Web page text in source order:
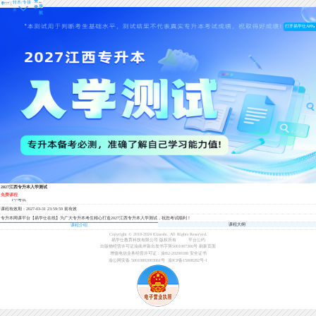
转本/专接
本
登
录导
航
打开易学仕APP
2027江西专升本入学测试
免费课程
1个考试
课程有效期：2027-03-31 23:59:59 前有效
专升本网课平台【易学仕在线】为广大专升本考生精心打造2027江西专升本入学测试，祝您考试顺利！
课程介绍
课程大纲
Copyright © 2018-2024 Exueshi. All Rights Reserved.
易学仕教育科技有限公司 版权所有
平台公约
出版物经营许可证渝南岸新出发书字第5001087306号 刷新页面
增值电信业务经营许可证：渝B2-20200188 安全证书
渝公网安备 50010802003061号
渝ICP备15008282号-1